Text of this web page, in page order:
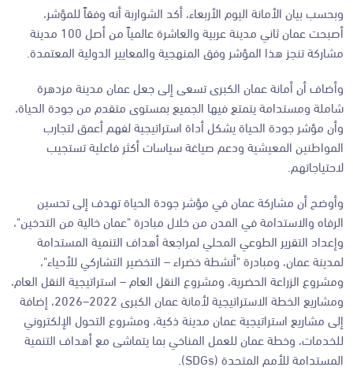
وبحسب بيان الأمانة اليوم الأربعاء، أكد الشواربة أنه وفقاً للمؤشر،
أصبحت عمان ثاني مدينة عربية والعاشرة عالمياً من أصل 100 مدينة
مشاركة تنجز هذا المؤشر وفق المنهجية والمعايير الدولية المعتمدة.
وأضاف أن أمانة عمان الكبرى تسعى إلى جعل عمان مدينة مزدهرة
شاملة ومستدامة يتمتع فيها الجميع بمستوى متقدم من جودة الحياة،
وأن مؤشر جودة الحياة يشكل أداة استراتيجية لفهم أعمق لتجارب
المواطنين المعيشية ودعم صياغة سياسات أكثر فاعلية تستجيب
لاحتياجاتهم.
وأوضح أن مشاركة عمان في مؤشر جودة الحياة تهدف إلى تحسين
الرفاه والاستدامة في المدن من خلال مبادرة "عمان خالية من التدخين"،
وإعداد التقرير الطوعي المحلي لمراجعة أهداف التنمية المستدامة
لمدينة عمان، ومبادرة "أنشطة خضراء – التخضير التشاركي للأحياء"،
ومشروع الزراعة الحضرية، ومشروع النقل العام – استراتيجية النقل العام،
ومشاريع الخطة الاستراتيجية لأمانة عمان الكبرى 2022–2026، إضافة
إلى مشاريع استراتيجية عمان مدينة ذكية، ومشروع التحول الإلكتروني
للخدمات، وخطة عمان للعمل المناخي بما يتماشى مع أهداف التنمية
المستدامة للأمم المتحدة (SDGs).